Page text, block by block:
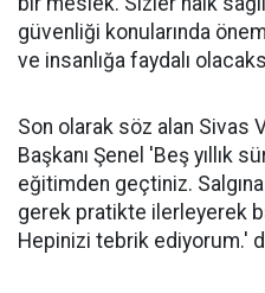
güvenliği konularında
ve insanlığa faydalı
Son olarak söz alan Sivas
Başkanı Şenel 'Beş yıllık
eğitimden geçtiniz.
gerek pratikte ilerleyerek
Hepinizi tebrik ediyorum.'